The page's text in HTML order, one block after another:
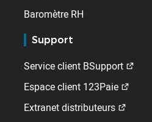
Baromètre RH
Support
Service client BSupport
Espace client 123Paie
Extranet distributeurs